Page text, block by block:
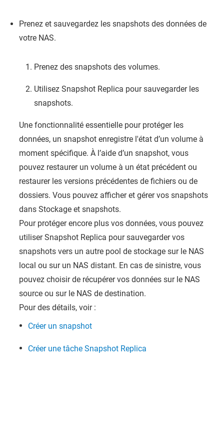
Prenez et sauvegardez les snapshots des données de
votre NAS.
Prenez des snapshots des volumes.
Utilisez Snapshot Replica pour sauvegarder les
snapshots.
Une fonctionnalité essentielle pour protéger les
données, un snapshot enregistre l'état d’un volume à
moment spécifique. À l’aide d’un snapshot, vous
pouvez restaurer un volume à un état précédent ou
restaurer les versions précédentes de fichiers ou de
dossiers. Vous pouvez afficher et gérer vos snapshots
dans Stockage et snapshots.
Pour protéger encore plus vos données, vous pouvez
utiliser Snapshot Replica pour sauvegarder vos
snapshots vers un autre pool de stockage sur le NAS
local ou sur un NAS distant. En cas de sinistre, vous
pouvez choisir de récupérer vos données sur le NAS
source ou sur le NAS de destination.
Pour des détails, voir :
Créer un snapshot
Créer une tâche Snapshot Replica